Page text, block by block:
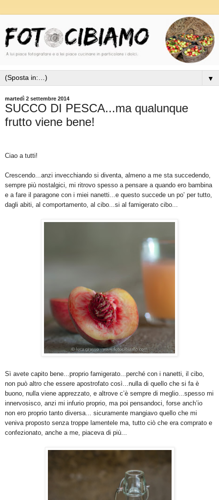
▼
martedì 2 settembre 2014
SUCCO DI PESCA...ma qualunque
frutto viene bene!
Ciao a tutti!
Crescendo...anzi invecchiando si diventa, almeno a me sta succedendo,
sempre più nostalgici, mi ritrovo spesso a pensare a quando ero bambina
e a fare il paragone con i miei nanetti...e questo succede un po’ per tutto,
dagli abiti, al comportamento, al cibo...si al famigerato cibo...
Sì avete capito bene...proprio famigerato...perché con i nanetti, il cibo,
non può altro che essere apostrofato così...nulla di quello che si fa è
buono, nulla viene apprezzato, e altrove c’è sempre di meglio...spesso mi
innervosisco, anzi mi infurio proprio, ma poi pensandoci, forse anch’io
non ero proprio tanto diversa... sicuramente mangiavo quello che mi
veniva proposto senza troppe lamentele ma, tutto ciò che era comprato e
confezionato, anche a me, piaceva di più...